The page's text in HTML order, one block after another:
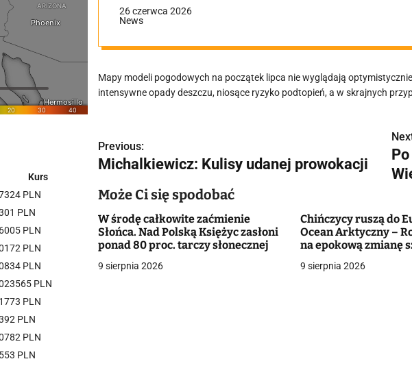
26 czerwca 2026
News
Mapy modeli pogodowych na początek lipca nie wyglądają
intensywne opady deszczu, niosące ryzyko podtopień, a w skrajnych
N
a
w
i
g
a
Previous:
Michalkiewicz: Kulisy udanej prowokacji
Może Ci się spodobać
W środę całkowite zaćmienie
Słońca. Nad Polską Księżyc zasłoni
ponad 80 proc. tarczy słonecznej
9 sierpnia 2026
Chińczycy ruszą do
Ocean Arktyczny –
na epokową zmianę
9 sierpnia 2026
Kurs
PLN
PLN
PLN
PLN
PLN
PLN
PLN
PLN
PLN
PLN